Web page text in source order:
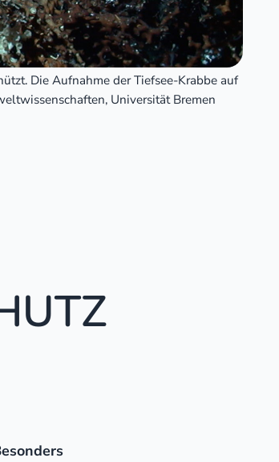
Die Aufnahme der Tiefsee-Krabbe auf
Universität Bremen